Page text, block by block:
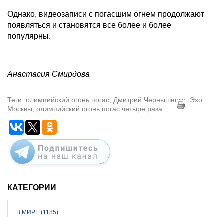
Однако, видеозаписи с погасшим огнем продолжают
появляться и становятся все более и более
популярны.
Анастасия Смирдова
Теги: олимпийский огонь погас, Дмитрий Чернышенко, Эхо
Москвы, олимпийский огонь погас четыре раза
КАТЕГОРИИ
В МИРЕ (1185)